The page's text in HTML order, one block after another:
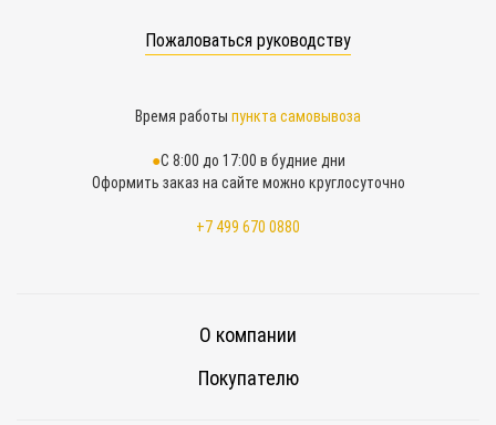
Пожаловаться руководству
Время работы пункта самовывоза
С 8:00 до 17:00 в будние дни
Оформить заказ на сайте можно круглосуточно
+7 499 670 0880
О компании
Покупателю